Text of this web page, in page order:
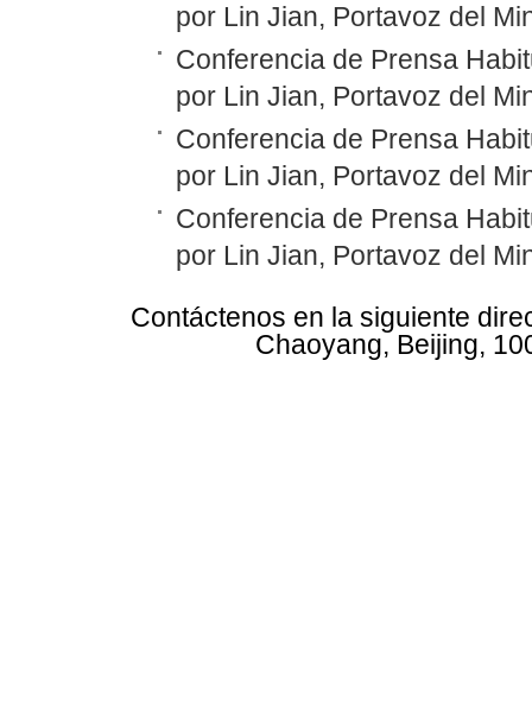
por Lin Jian, Portavoz del
Conferencia de Prensa
por Lin Jian, Portavoz del
Conferencia de Prensa
por Lin Jian, Portavoz del
Conferencia de Prensa
por Lin Jian, Portavoz del
Contáctenos en la siguiente
Chaoyang, Beijing,